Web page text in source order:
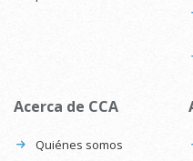
Acerca de CCA
Quiénes somos